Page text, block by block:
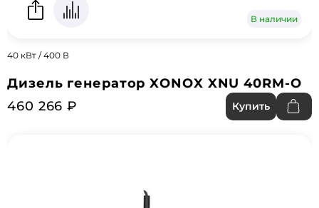
В наличии
40 кВт / 400 В
Дизель генератор XONOX XNU 40RM-O
460 266 ₽
Купить